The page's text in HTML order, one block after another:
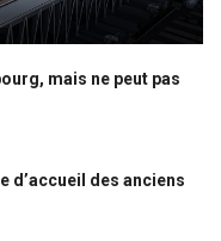
mais ne peut pas
d’accueil des anciens